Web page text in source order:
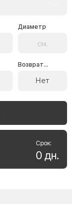
Диаметр
Возврат...
Нет
Срок:
0 дн.